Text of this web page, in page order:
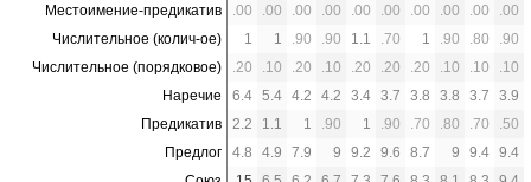
Местоимение-предикатив .00 .00 .00 .00 .00 .00 .00 .00 .00
.00
Числительное (колич-ое)
1 1 .90 .90 1.1 .70 1 .90 .80
.90
Числительное (порядковое)
.20 .10 .20 .10 .20 .20 .20 .10 .10
.10
Наречие
6.4 5.4 4.2 4.2 3.4 3.7 3.8 3.8 3.7
3.9
Предикатив
2.2 1.1 1 .90 1 .90 .70 .80 .70
.50
Предлог
4.8 4.9 7.9 9 9.2 9.6 8.7 9 9.4 9.4